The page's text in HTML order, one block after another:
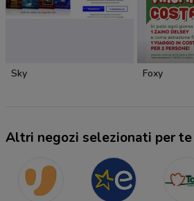
Sky Foxy
Altri negozi selezionati per te